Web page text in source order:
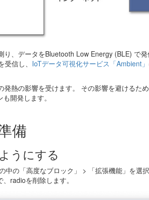
り、データをBluetooth Low Energy (BLE) で
信し、 IoTデータ可視化サービス「Ambient」
熱の影響を受けます。 その影響を避けるため
開発します。
備
うにする
中の「高度なブロック」 > 「拡張機能」を選
radioを削除します。